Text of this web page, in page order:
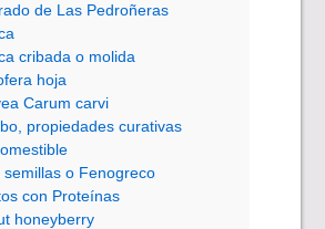
de Las Pedroñeras
cribada o molida
hoja
Carum carvi
propiedades curativas
semillas o Fenogreco
con Proteínas
honeyberry